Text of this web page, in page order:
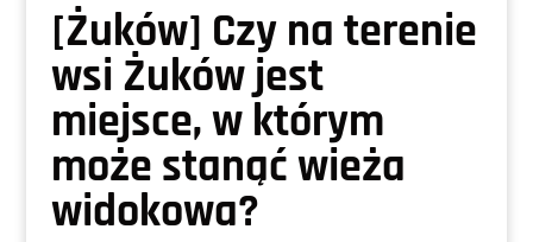
[Żuków] Czy na terenie
wsi Żuków jest
miejsce, w którym
może stanąć wieża
widokowa?